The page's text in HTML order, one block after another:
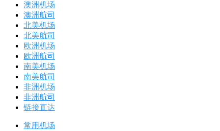
澳洲机场
澳洲航司
北美机场
北美航司
欧洲机场
欧洲航司
南美机场
南美航司
非洲机场
非洲航司
链接直达
常用机场